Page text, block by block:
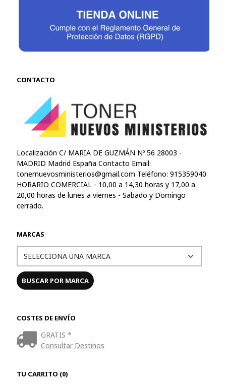
CONTACTO
Localización C/ MARIA DE GUZMÁN Nº 56 28003 -
MADRID Madrid España Contacto Email:
tonernuevosministerios@gmail.com Teléfono: 915359040
HORARIO COMERCIAL - 10,00 a 14,30 horas y 17,00 a
20,00 horas de lunes a viernes - Sabado y Domingo
cerrado.
MARCAS
COSTES DE ENVÍO
GRATIS *
Consultar Destinos
TU CARRITO (0)